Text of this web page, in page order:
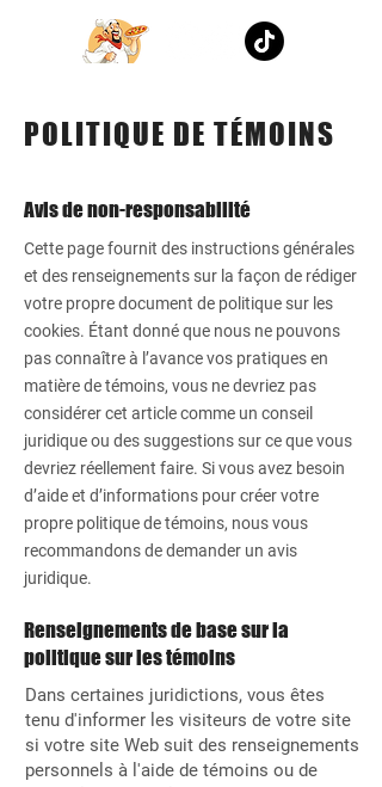
POLITIQUE DE TÉMOINS
Avis de non-responsabilité
Cette page fournit des instructions générales
et des renseignements sur la façon de rédiger
votre propre document de politique sur les
cookies. Étant donné que nous ne pouvons
pas connaître à l’avance vos pratiques en
matière de témoins, vous ne devriez pas
considérer cet article comme un conseil
juridique ou des suggestions sur ce que vous
devriez réellement faire. Si vous avez besoin
d’aide et d’informations pour créer votre
propre politique de témoins, nous vous
recommandons de demander un avis
juridique.
Renseignements de base sur la
politique sur les témoins
Dans certaines juridictions, vous êtes
tenu d'informer les visiteurs de votre site
si votre site Web suit des renseignements
personnels à l'aide de témoins ou de